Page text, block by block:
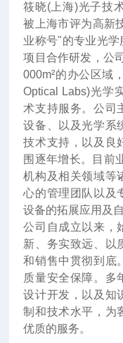
筱晓(上海)光子技
被上海市评为高新
业称号"的专业光
项目合作研发，公
000m²的办公区域
Optical Labs)光学
术支持服务。公司
设备、以及光学系
技术支持，以及良
围逐年增长。目前
机构及相关领域等
心的管理团队以及
设备的拓展应用及
公司自成立以来，
新、务实致远、以
和销售中贯彻到底
质量安全保障。多
设计开发，以及知
制和技术水平，为
优质的服务。